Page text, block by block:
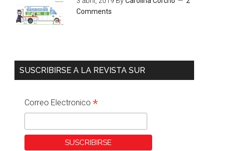
Comments
SUSCRIBIRSE A LA REVISTA SUR
Correo Electronico *